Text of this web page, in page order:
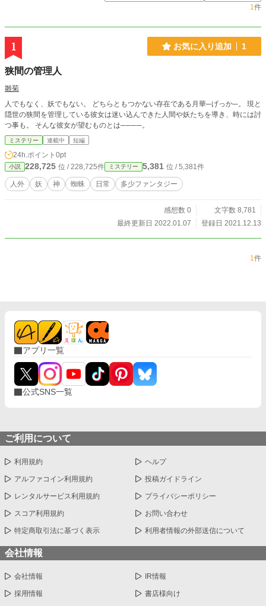
1件
1 お気に入り追加 1
狭間の管理人
雛菊
人でもなく、妖でもない。 どちらともつかない存在である月華─げっか─。 現と
隠世の狭間を管理している彼女は迷い込んできた人間や妖たちを導き、時には討
つ事も。 そんな彼女が望むものとは────。
ミステリー 連載中 短編
24h.ポイント 0pt
小説 228,725 位 / 228,725件 ミステリー 5,381 位 / 5,381件
人外 妖 神 蜘蛛 日常 多少ファンタジー
感想数 0
文字数 8,781
最終更新日 2022.01.07
登録日 2021.12.13
1件
アプリ一覧
公式SNS一覧
ご利用について
利用規約 ヘルプ
アルファコイン利用規約 投稿ガイドライン
レンタルサービス利用規約 プライバシーポリシー
スコア利用規約 お問い合わせ
特定商取引法に基づく表示 利用者情報の外部送信について
会社情報
会社情報 IR情報
採用情報 書店様向け